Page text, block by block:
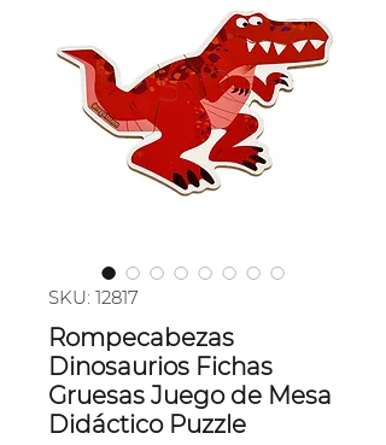
SKU: 12817
Rompecabezas
Dinosaurios Fichas
Gruesas Juego de Mesa
Didáctico Puzzle